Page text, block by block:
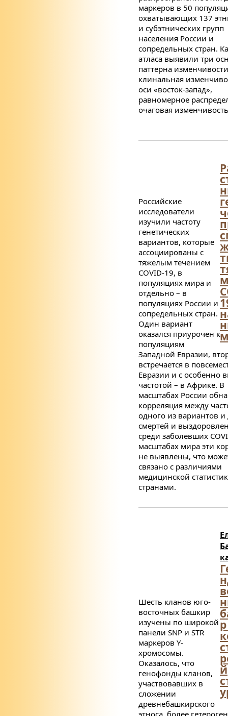
маркеров в 50
охватывающих 137
и субэтнических групп
населения России и
сопредельных стран.
атласа выявили три
паттерна
клинальная
оси «восток-запад»,
равномерное
очаговая
Российские
исследователи
изучили частоту
генетических
вариантов, которые
ассоциированы с
тяжелым течением
COVID-19, в
популяциях мира и
отдельно – в
популяциях России и
сопредельных стран.
Один вариант
оказался приурочен к
популяциям
Западной Евразии,
встречается в
Евразии и с особенно
частотой – в Африке. В
масштабах России
корреляция между
одного из вариантов и
смертей и
среди заболевших
масштабах мира эти
не выявлены, что
связано с различиями
медицинской
странами.
й
Шесть кланов юго-
восточных башкир
изучены по широкой
панели SNP и STR
маркеров Y-
хромосомы.
Оказалось, что
генофонды кланов,
участвовавших в
сложении
древнебашкирского
этноса, более